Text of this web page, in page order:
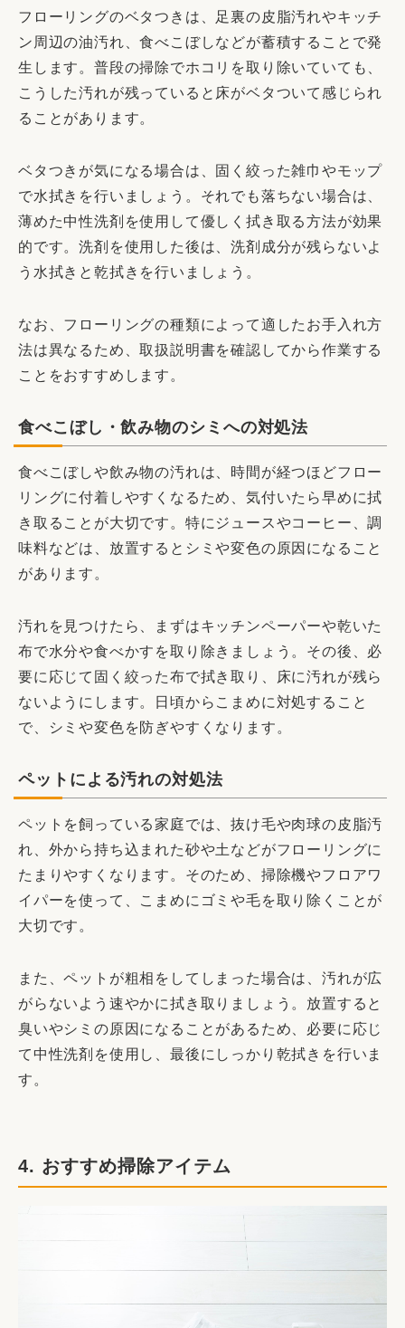
フローリングのベタつきは、足裏の皮脂汚れやキッチ
ン周辺の油汚れ、食べこぼしなどが蓄積することで発
生します。普段の掃除でホコリを取り除いていても、
こうした汚れが残っていると床がベタついて感じられ
ることがあります。
ベタつきが気になる場合は、固く絞った雑巾やモップ
で水拭きを行いましょう。それでも落ちない場合は、
薄めた中性洗剤を使用して優しく拭き取る方法が効果
的です。洗剤を使用した後は、洗剤成分が残らないよ
う水拭きと乾拭きを行いましょう。
なお、フローリングの種類によって適したお手入れ方
法は異なるため、取扱説明書を確認してから作業する
ことをおすすめします。
食べこぼし・飲み物のシミへの対処法
食べこぼしや飲み物の汚れは、時間が経つほどフロー
リングに付着しやすくなるため、気付いたら早めに拭
き取ることが大切です。特にジュースやコーヒー、調
味料などは、放置するとシミや変色の原因になること
があります。
汚れを見つけたら、まずはキッチンペーパーや乾いた
布で水分や食べかすを取り除きましょう。その後、必
要に応じて固く絞った布で拭き取り、床に汚れが残ら
ないようにします。日頃からこまめに対処すること
で、シミや変色を防ぎやすくなります。
ペットによる汚れの対処法
ペットを飼っている家庭では、抜け毛や肉球の皮脂汚
れ、外から持ち込まれた砂や土などがフローリングに
たまりやすくなります。そのため、掃除機やフロアワ
イパーを使って、こまめにゴミや毛を取り除くことが
大切です。
また、ペットが粗相をしてしまった場合は、汚れが広
がらないよう速やかに拭き取りましょう。放置すると
臭いやシミの原因になることがあるため、必要に応じ
て中性洗剤を使用し、最後にしっかり乾拭きを行いま
す。
4. おすすめ掃除アイテム